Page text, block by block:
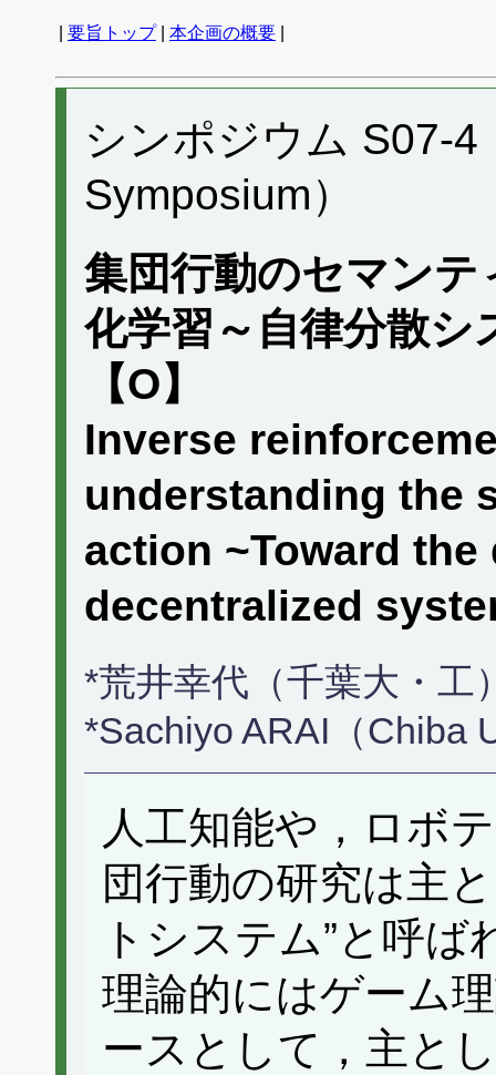
要旨トップ| 本企画の概要
シンポジウム S07-
Symposium）
集団行動のセマン
化学習～自律分散シ
【O】
Inverse
understanding the
action ~Toward
decentralized
*荒井幸代（千葉大・工
*Sachiyo ARAI（Chiba
人工知能や，ロボ
団行動の研究は主
トシステム”と呼
理論的にはゲーム
ースとして，主と